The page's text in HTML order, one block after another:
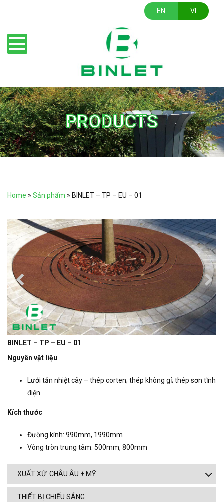
EN VI
PRODUCTS
Home » Sản phẩm » BINLET – TP – EU – 01
BINLET – TP – EU – 01
Nguyên vật liệu
Lưới tản nhiệt cây – thép corten; thép không gỉ; thép sơn tĩnh
điện
Kích thước
Đường kính: 990mm, 1990mm
Vòng tròn trung tâm: 500mm, 800mm
XUẤT XỨ: CHÂU ÂU + MỸ
THIẾT BỊ CHIẾU SÁNG